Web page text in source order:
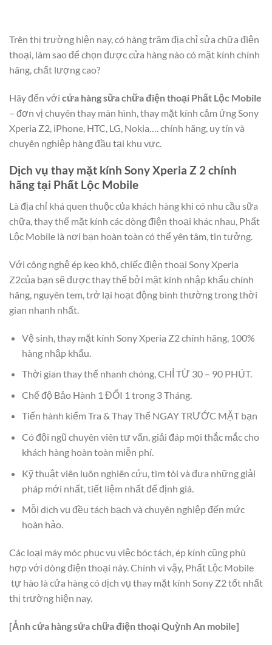
Trên thị trường hiện nay, có hàng trăm địa chỉ sửa chữa điện
thoại, làm sao để chọn được cửa hàng nào có mặt kính chính
hãng, chất lượng cao?
Hãy đến với cửa hàng sữa chữa điện thoại Phất Lộc Mobile
– đơn vị chuyên thay màn hình, thay mặt kính cảm ứng Sony
Xperia Z2, iPhone, HTC, LG, Nokia…. chính hãng, uy tín và
chuyên nghiệp hàng đầu tại khu vực.
Dịch vụ thay mặt kính Sony Xperia Z 2 chính
hãng tại Phất Lộc Mobile
Là địa chỉ khá quen thuộc của khách hàng khi có nhu cầu sữa
chữa, thay thế mặt kính các dòng điện thoại khác nhau, Phất
Lộc Mobile là nơi bạn hoàn toàn có thể yên tâm, tin tưởng.
Với công nghệ ép keo khô, chiếc điện thoại Sony Xperia
Z2của bạn sẽ được thay thế bởi mặt kính nhập khẩu chính
hãng, nguyên tem, trở lại hoạt động bình thường trong thời
gian nhanh nhất.
Vệ sinh, thay mặt kính Sony Xperia Z2 chính hãng, 100%
hàng nhập khẩu.
Thời gian thay thế nhanh chóng, CHỈ TỪ 30 – 90 PHÚT.
Chế độ Bảo Hành 1 ĐỔI 1 trong 3 Tháng.
Tiến hành kiểm Tra & Thay Thế NGAY TRƯỚC MẶT bạn
Có đội ngũ chuyên viên tư vấn, giải đáp mọi thắc mắc cho
khách hàng hoàn toàn miễn phí.
Kỹ thuật viên luôn nghiên cứu, tìm tòi và đưa những giải
pháp mới nhất, tiết liệm nhất để định giá.
Mỗi dịch vụ đều tách bạch và chuyên nghiệp đến mức
hoàn hảo.
Các loại máy móc phục vụ việc bóc tách, ép kính cũng phù
hợp với dòng điện thoại này. Chính vì vậy, Phất Lộc Mobile
tự hào là cửa hàng có dịch vụ thay mặt kính Sony Z2 tốt nhất
thị trường hiện nay.
[Ảnh cửa hàng sửa chữa điện thoại Quỳnh An mobile]